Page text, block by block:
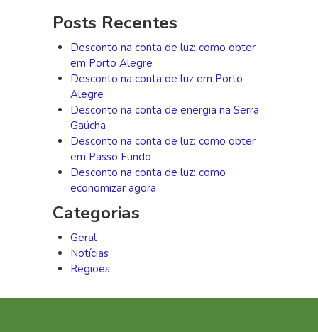
Posts Recentes
Desconto na conta de luz: como obter
em Porto Alegre
Desconto na conta de luz em Porto
Alegre
Desconto na conta de energia na Serra
Gaúcha
Desconto na conta de luz: como obter
em Passo Fundo
Desconto na conta de luz: como
economizar agora
Categorias
Geral
Notícias
Regiões